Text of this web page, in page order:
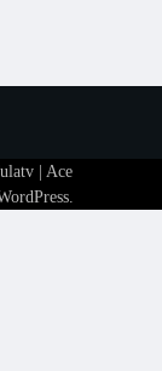
| Ace